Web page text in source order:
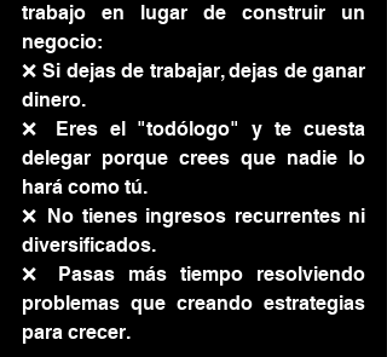
trabajo en lugar de construir un
negocio:
❌ Si dejas de trabajar, dejas de ganar
dinero.
❌ Eres el "todólogo" y te cuesta
delegar porque crees que nadie lo
hará como tú.
❌ No tienes ingresos recurrentes ni
diversificados.
❌ Pasas más tiempo resolviendo
problemas que creando estrategias
para crecer.